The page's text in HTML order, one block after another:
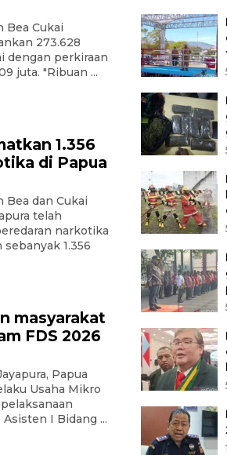
Bea Cukai
273.628
dengan perkiraan
juta. "Ribuan ...
1.356
di Papua
Bea dan Cukai
telah
narkotika
1.356
masyarakat
FDS 2026
Papua
Usaha Mikro
I Bidang ...